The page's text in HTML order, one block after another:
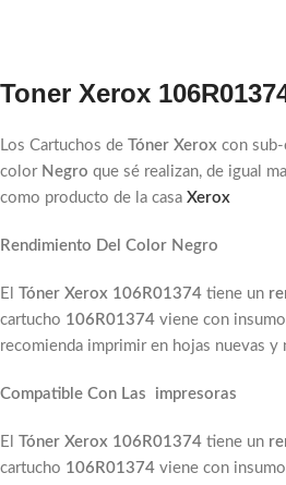
Toner Xerox
Los Cartuchos de Tóner Xerox con
color Negro que sé realizan, de igual
como producto de la casa Xerox
Rendimiento Del Color Negro
El Tóner Xerox 106R01374 tiene un
cartucho 106R01374 viene con insumo
recomienda imprimir en hojas nuevas y
Compatible Con Las impresoras
El Tóner Xerox 106R01374 tiene un
cartucho 106R01374 viene con insumo